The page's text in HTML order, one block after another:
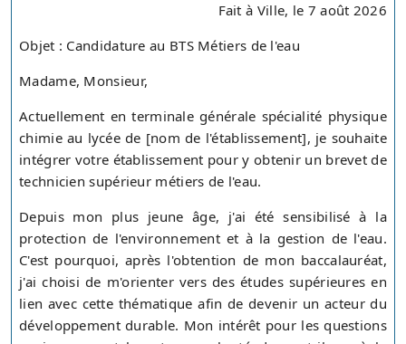
Fait à Ville, le 7 août 2026
Objet : Candidature au BTS Métiers de l'eau
Madame, Monsieur,
Actuellement en terminale générale spécialité physique
chimie au lycée de [nom de l'établissement], je souhaite
intégrer votre établissement pour y obtenir un brevet de
technicien supérieur métiers de l'eau.
Depuis mon plus jeune âge, j'ai été sensibilisé à la
protection de l'environnement et à la gestion de l'eau.
C'est pourquoi, après l'obtention de mon baccalauréat,
j'ai choisi de m'orienter vers des études supérieures en
lien avec cette thématique afin de devenir un acteur du
développement durable. Mon intérêt pour les questions